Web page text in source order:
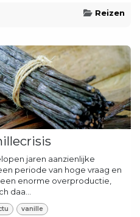
Reizen
jaren aanzienlijke
periode van hoge vraag en
enorme overproductie,
daa...
vanille